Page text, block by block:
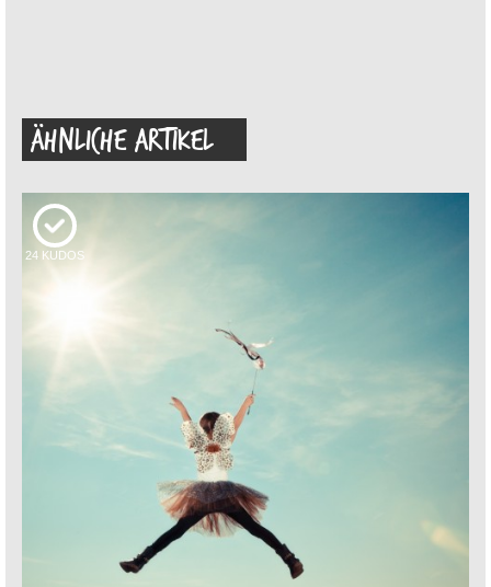
ÄHNLICHE ARTIKEL
24 KUDOS